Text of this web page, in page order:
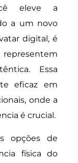
eleve a
a um novo
digital, é
representem
Essa
eficaz em
onde a
é crucial.
opções de
física do